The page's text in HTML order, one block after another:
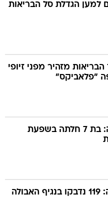
למען הגדלת סל הבריאות
מזהיר מפני זיופי
"פלאביקס"
בורמה: בת 7 חלתה בשפעת